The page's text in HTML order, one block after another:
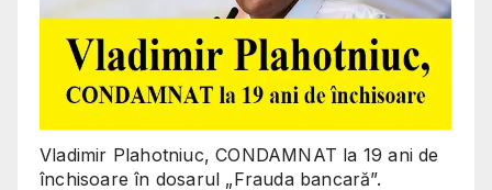
Vladimir Plahotniuc, CONDAMNAT la 19 ani de
închisoare în dosarul „Frauda bancară”.